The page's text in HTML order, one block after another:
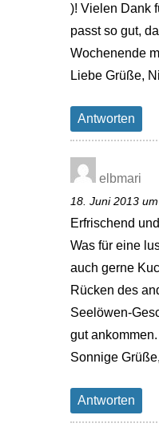
)! Vielen Dank
passt so gut,
Wochenende
Liebe Grüße,
Antworten
elbmari
18. Juni 2013
Erfrischend
Was für eine
auch gerne
Rücken des
Seelöwen-
gut
Sonnige
Antworten